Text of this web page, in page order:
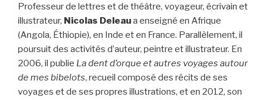
Professeur de lettres et de théâtre, voyageur, écrivain et
illustrateur, Nicolas Deleaua enseigné en Afrique
(Angola, Éthiopie), en Inde et en France. Parallèlement, il
poursuit des activités d’auteur, peintre et illustrateur. En
2006, il publie La dent d’orque et autres voyages autour
de mes bibelots, recueil composé des récits de ses
voyages et de ses propres illustrations, et en 2012, son